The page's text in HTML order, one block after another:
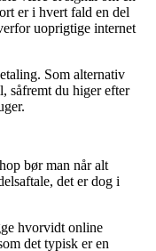
er i hvert fald en del
uoprigtige internet
Som alternativ
såfremt du higer efter
bør man når alt
det er dog i
hvorvidt online
det typisk er en